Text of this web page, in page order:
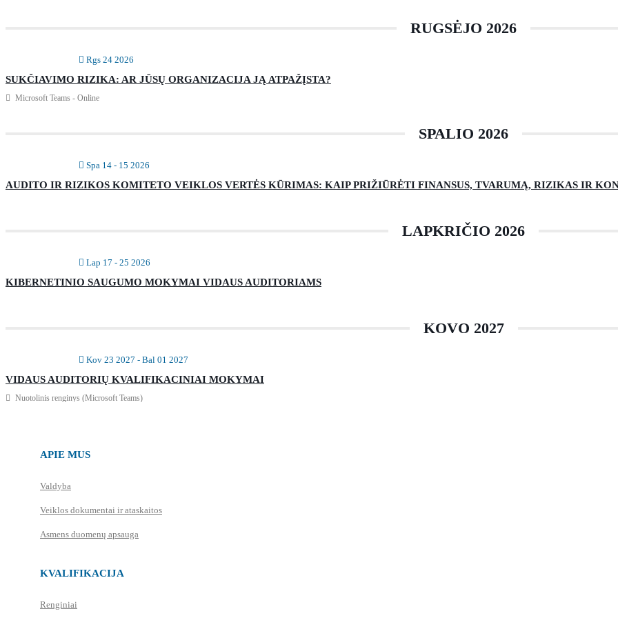
RUGSĖJO 2026
Rgs 24 2026
SUKČIAVIMO RIZIKA: AR JŪSŲ ORGANIZACIJA JĄ ATPAŽĮSTA?
Microsoft Teams - Online
SPALIO 2026
Spa 14 - 15 2026
AUDITO IR RIZIKOS KOMITETO VEIKLOS VERTĖS KŪRIMAS: KAIP PRIŽIŪRĖTI FINANSUS, TVARUMĄ, RIZIKAS IR
LAPKRIČIO 2026
Lap 17 - 25 2026
KIBERNETINIO SAUGUMO MOKYMAI VIDAUS AUDITORIAMS
KOVO 2027
Kov 23 2027 - Bal 01 2027
VIDAUS AUDITORIŲ KVALIFIKACINIAI MOKYMAI
Nuotolinis renginys (Microsoft Teams)
APIE MUS
Valdyba
Veiklos dokumentai ir ataskaitos
Asmens duomenų apsauga
KVALIFIKACIJA
Renginiai